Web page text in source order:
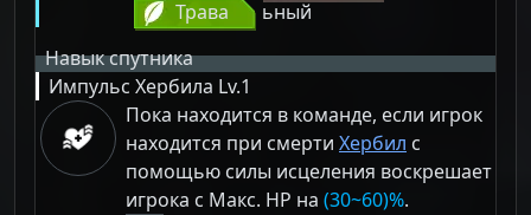
Трава
ьный
Навык спутника
Импульс Хербила Lv.1
Пока находится в команде, если игрок
находится при смерти Хербил с
помощью силы исцеления воскрешает
игрока с Макс. HP на (30~60)%.